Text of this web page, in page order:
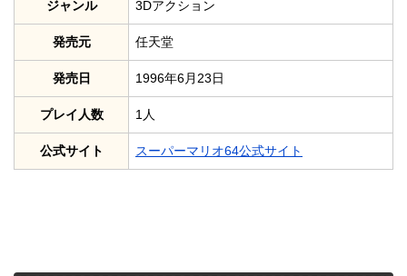
ジャンル 3Dアクション
発売元 任天堂
発売日 1996年6月23日
プレイ人数 1人
公式サイト スーパーマリオ64公式サイト